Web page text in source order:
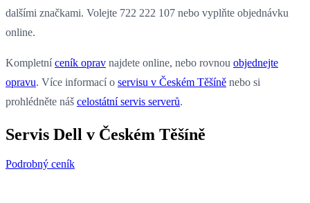
dalšími značkami. Volejte 722 222 107 nebo vyplňte objednávku
online.
Kompletníceník oprav najdete online, nebo rovnou objednejte
opravu. Více informací o servisu v Českém Těšíně nebo si
prohlédněte náš celostátní servis serverů.
Servis Dell v Českém Těšíně
Podrobný ceník